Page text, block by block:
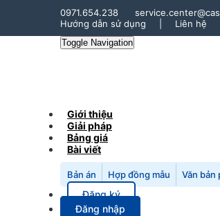
0971.654.238
Hướng dẫn sử dụng
Liên hệ
Toggle Navigation
Giới thiệu
Giải pháp
Bảng giá
Bài viết
Bản án Hợp đồng mẫu Văn bản
Đăng ký
Đăng nhập